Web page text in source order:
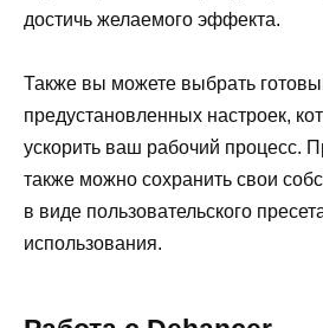
достичь желаемого эффекта.
Также вы можете выбрать
предустановленных настроек,
ускорить ваш рабочий процесс.
также можно сохранить свои
в виде пользовательского
использования.